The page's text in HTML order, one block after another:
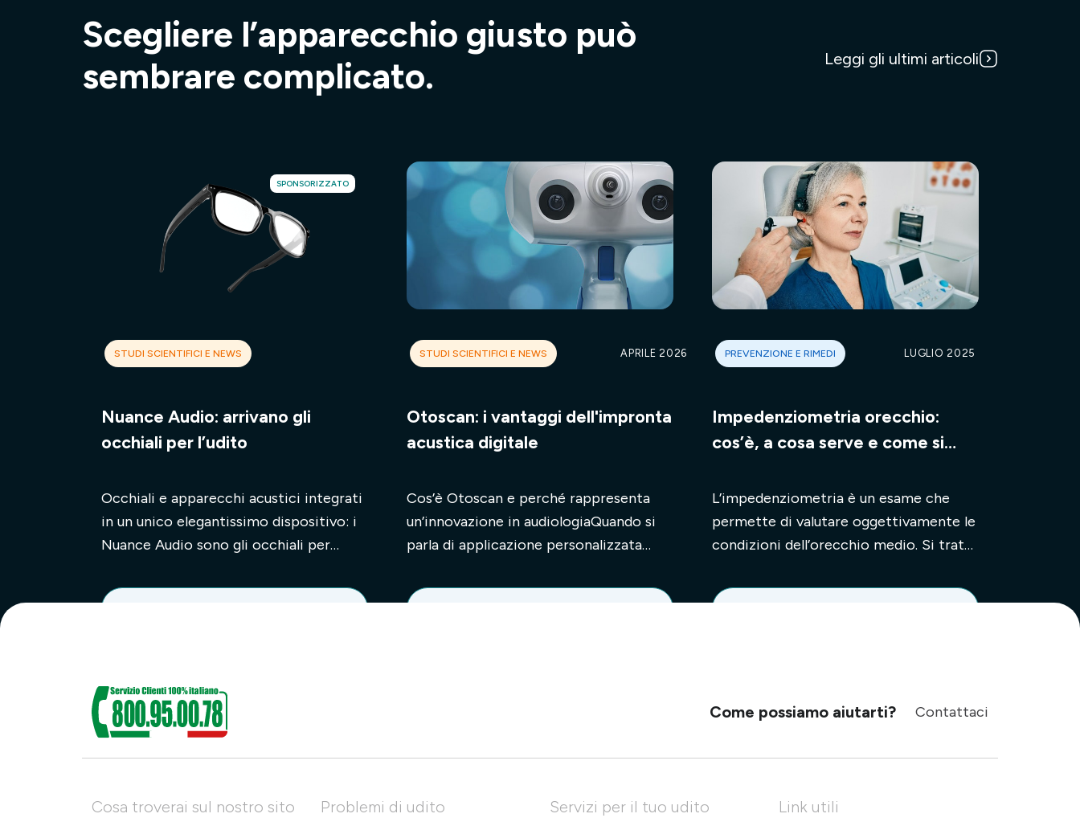
Scegliere l’apparecchio giusto può
sembrare complicato.
Leggi gli ultimi articoli
STUDI SCIENTIFICI E NEWS
Nuance Audio: arrivano gli
occhiali per l’udito
Occhiali e apparecchi acustici integrati
in un unico elegantissimo dispositivo: i
Nuance Audio sono gli occhiali per
SPONSORIZZATO
STUDI SCIENTIFICI E NEWS APRILE 2026
Otoscan: i vantaggi dell'impronta
acustica digitale
Cos’è Otoscan e perché rappresenta
un’innovazione in audiologiaQuando si
parla di applicazione personalizzata
PREVENZIONE E RIMEDI LUGLIO 2025
Impedenziometria orecchio:
cos’è, a cosa serve e come si
L’impedenziometria è un esame che
permette di valutare oggettivamente le
condizioni dell’orecchio medio. Si tratta
Come possiamo aiutarti? Contattaci
Cosa troverai sul nostro sito Problemi di udito Servizi per il tuo udito Link utili